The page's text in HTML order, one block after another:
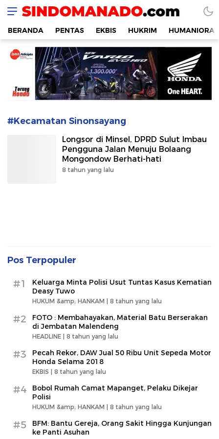
SINDOMANADO
Informatif dan Edukatif
BERANDA PENTAS EKBIS HUKRIM HUMANIORA
#Kecamatan Sinonsayang
Longsor di Minsel, DPRD Sulut Imbau
Pengguna Jalan Menuju Bolaang
Mongondow Berhati-hati
8 tahun yang lalu
Pos Terpopuler
#1
Keluarga Minta Polisi Usut Tuntas Kasus Kematian
Deasy Tuwo
HUKUM &amp; HANKAM | 8 tahun yang lalu
#2
FOTO : Membahayakan, Material Batu Berserakan
di Jembatan Malendeng
HEADLINE | 8 tahun yang lalu
#3
Pecah Rekor, DAW Jual 50 Ribu Unit Sepeda Motor
Honda Selama 2018
EKBIS | 8 tahun yang lalu
#4
Bobol Rumah Camat Mapanget, Pelaku Dikejar
Polisi
HUKUM &amp; HANKAM | 8 tahun yang lalu
#5
BFM: Bantu Gereja, Orang Sakit Hingga Kunjungan
ke Panti Asuhan